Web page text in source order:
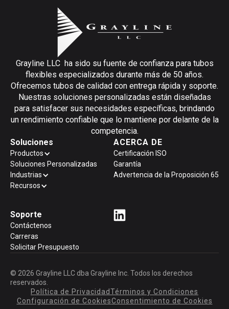
Grayline LLC ha sido su fuente de confianza para tubos
flexibles especializados durante más de 50 años.
Ofrecemos tubos de calidad con entrega rápida y soporte.
Nuestras soluciones personalizadas están diseñadas
para satisfacer sus necesidades específicas, brindando
un rendimiento confiable que lo mantiene por delante de la
competencia.
Soluciones
Productos
Soluciones Personalizadas
Industrias
Recursos
ACERCA DE
Certificación ISO
Garantía
Advertencia de la Proposición 65
Soporte
Contáctenos
Carreras
Solicitar Presupuesto
© 2026 Grayline LLC dba Grayline Inc. Todos los derechos
reservados.
Política de PrivacidadTérminos y Condiciones
Configuración de CookiesConsentimiento de Cookies